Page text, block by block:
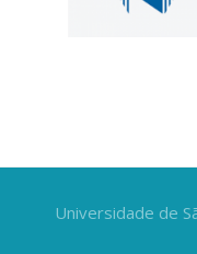
Universidade de